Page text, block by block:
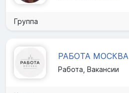
Группа
РАБОТА МОСКВА
Работа, Вакансии